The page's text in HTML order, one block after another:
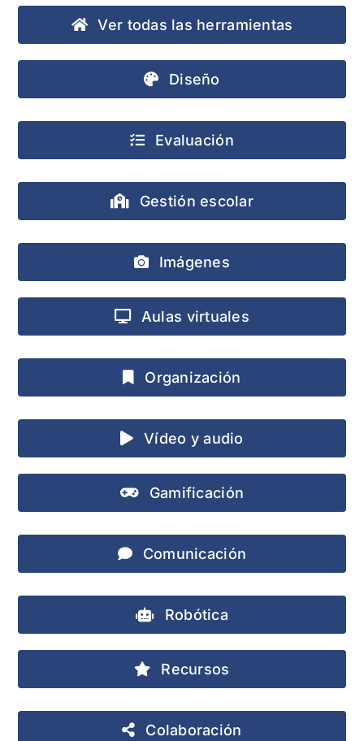
Ver todas las herramientas
Diseño
Evaluación
Gestión escolar
Imágenes
Aulas virtuales
Organización
Vídeo y audio
Gamificación
Comunicación
Robótica
Recursos
Colaboración